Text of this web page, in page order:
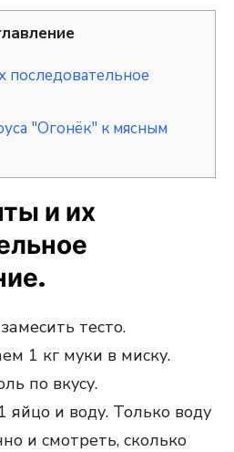
последовательное
"Огонёк" к мясным
и их
тесто.
1 кг муки в миску.
по вкусу.
и воду. Только воду
и смотреть, сколько